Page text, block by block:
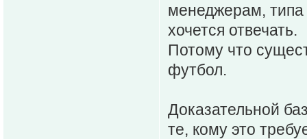
менеджерам,
хочется отвечать.
Потому что
футбол.
Доказательной
те, кому это